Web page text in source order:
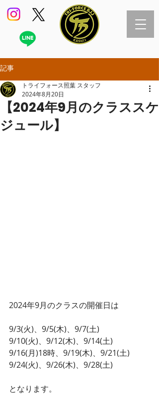
記事
【2024年9月のクラススケ
ジュール】
トライフォース照葉 スタッフ
2024年8月20日
2024年9月のクラスの開催日は
9/3(火)、9/5(木)、9/7(土)
9/10(火)、9/12(木)、9/14(土)
9/16(月)18時、9/19(木)、9/21(土)
9/24(火)、9/26(木)、9/28(土)
となります。